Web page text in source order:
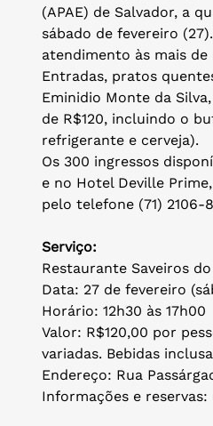
(APAE) de Salvador, a
sábado de fevereiro
atendimento às mais
Entradas, pratos
Eminidio Monte da
de R$120, incluindo o
refrigerante e cerveja).
Os 300 ingressos
e no Hotel Deville
pelo telefone (71) 2106-
Serviço:
Restaurante Saveiros
Data: 27 de fevereiro
Horário: 12h30 às 17h00
Valor: R$120,00 por
variadas. Bebidas
Endereço: Rua
Informações e reservas: